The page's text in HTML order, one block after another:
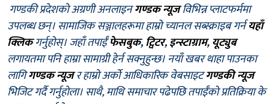
गण्डकी प्रदेशको अग्रणी अनलाइनगण्डक न्यूजविभिन्न प्लाटफर्ममा
उपलब्ध छन्। सामाजिक सञ्जालहरूमा हाम्रो च्यानल सब्स्क्राइब गर्नयहाँ
क्लिकगर्नुहोस्। जहाँ तपाईँफेसबुक,ट्विटर,इन्स्टाग्राम, यूट्युब
लगायतमा पनि हाम्रा सामाग्री हेर्न सक्नुहुन्छ। नयाँ खबर थाहा पाउनका
लागिगण्डक न्यूजर हाम्रो अर्को आधिकारिक वेबसाइटगण्डकी न्यूज
भिजिट गर्दै गर्नुहोला। साथै, माथि समाचार पढेपछि तपाईँको प्रतिक्रिया के